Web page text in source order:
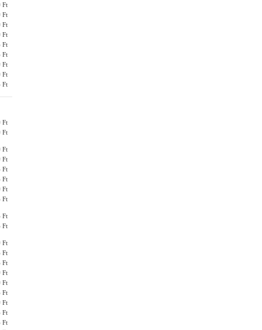
Ft
Ft
Ft
Ft
Ft
Ft
Ft
Ft
Ft
Ft
Ft
Ft
Ft
Ft
Ft
Ft
Ft
Ft
Ft
Ft
Ft
Ft
Ft
Ft
Ft
Ft
Ft
Ft